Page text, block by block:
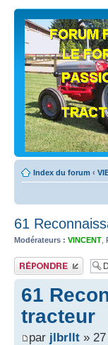
Index du forum ‹
61
Modérateurs : VINCENT
Publier une réponse
61
tracteur
par jlbrllt »